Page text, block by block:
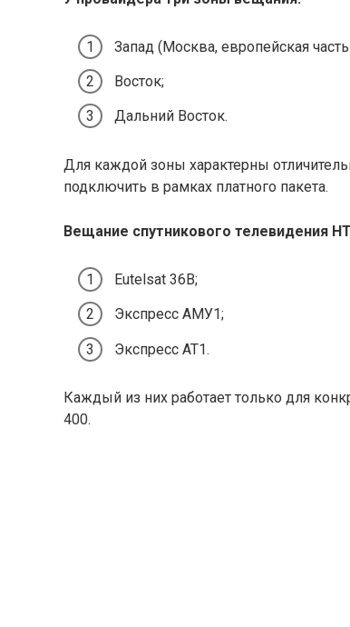
Запад (Москва, европейская
Восток;
Дальний Восток.
Для каждой зоны характерны
подключить в рамках платного пакета.
Вещание спутникового телевидения
Eutelsat 36B;
Экспресс АМУ1;
Экспресс АТ1.
Каждый из них работает только для
400.